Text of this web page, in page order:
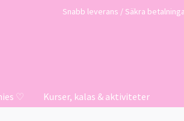
Snabb leverans / Säkra
♡ Kurser, kalas & aktiviteter